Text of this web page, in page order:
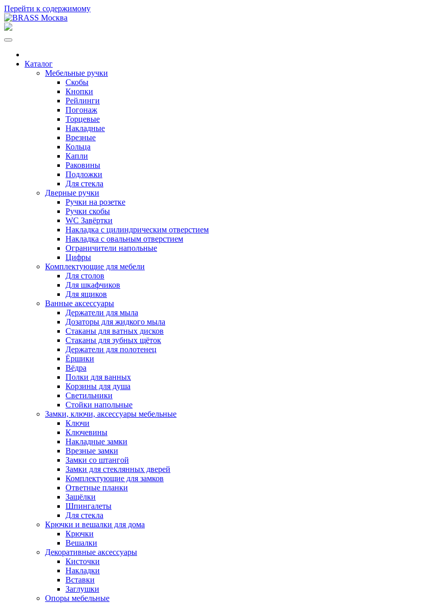
Перейти к содержимому
Каталог
Мебельные ручки
Скобы
Кнопки
Рейлинги
Погонаж
Торцевые
Накладные
Врезные
Кольца
Капли
Раковины
Подложки
Для стекла
Дверные ручки
Ручки на розетке
Ручки скобы
WC Завёртки
Накладка с цилиндрическим отверстием
Накладка с овальным отверстием
Ограничители напольные
Цифры
Комплектующие для мебели
Для столов
Для шкафчиков
Для ящиков
Ванные аксессуары
Держатели для мыла
Дозаторы для жидкого мыла
Стаканы для ватных дисков
Стаканы для зубных щёток
Держатели для полотенец
Ёршики
Вёдра
Полки для ванных
Корзины для душа
Светильники
Стойки напольные
Замки, ключи, аксессуары мебельные
Ключи
Ключевины
Накладные замки
Врезные замки
Замки со штангой
Замки для стеклянных дверей
Комплектующие для замков
Ответные планки
Защёлки
Шпингалеты
Для стекла
Крючки и вешалки для дома
Крючки
Вешалки
Декоративные аксессуары
Кисточки
Накладки
Вставки
Заглушки
Опоры мебельные